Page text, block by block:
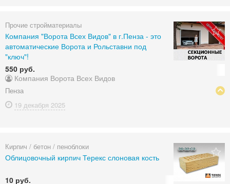
Прочие стройматериалы
Компания "Ворота Всех Видов" в г.Пенза - это
автоматические Ворота и Рольставни под
"ключ"!
550 руб.
Компания Ворота Всех Видов
Пенза
19 декабря 2025
Кирпич / бетон / пеноблоки
Облицовочный кирпич Терекс слоновая кость
10 руб.